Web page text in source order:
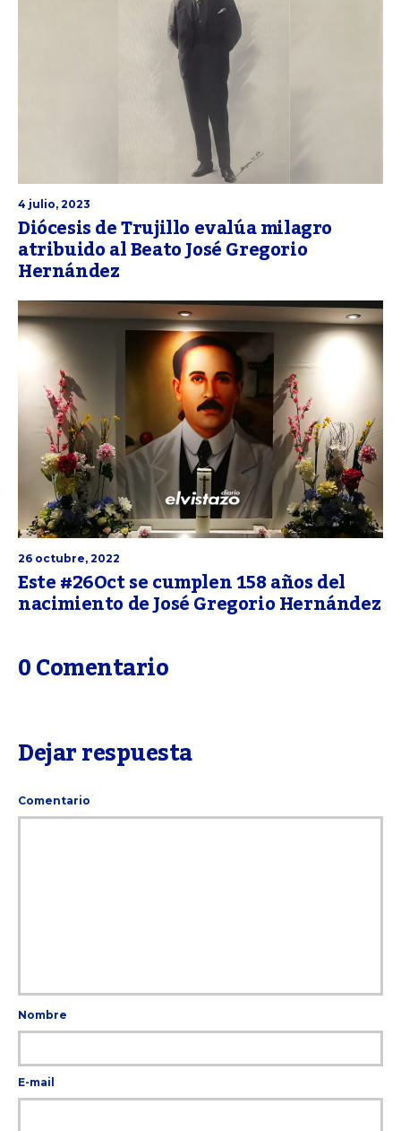
4 julio, 2023
Diócesis de Trujillo evalúa milagro
atribuido al Beato José Gregorio
Hernández
26 octubre, 2022
Este #26Oct se cumplen 158 años del
nacimiento de José Gregorio Hernández
0 Comentario
Dejar respuesta
Comentario
Nombre
E-mail